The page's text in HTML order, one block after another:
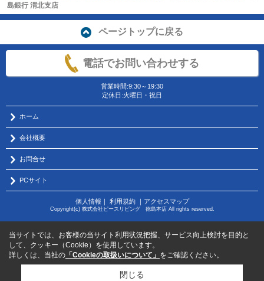
島銀行 渭北支店
ページトップに戻る
電話でお問い合わせする
営業時間:9:30～19:30
定休日:火曜日・祝日
ホーム
会社概要
お問合せ
PCサイト
個人情報 ｜ 利用規約｜ アクセスマップ
Copyright(c) 株式会社ピースリビング 徳島本店 All rights reserved.
当サイトでは、お客様の当サイト利用状況把握、サービス向上検討を目的と
して、クッキー（Cookie）を使用しています。
詳しくは、当社の 「Cookieの取扱いについて」 をご確認ください。
閉じる